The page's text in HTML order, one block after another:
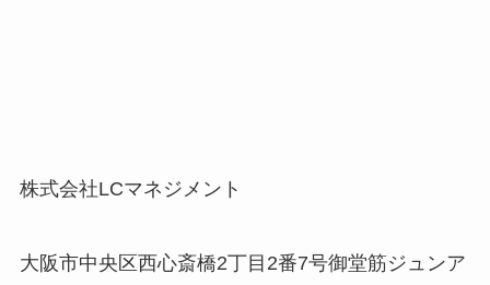
株式会社LCマネジメント
大阪市中央区西心斎橋2丁目2番7号御堂筋ジュンア